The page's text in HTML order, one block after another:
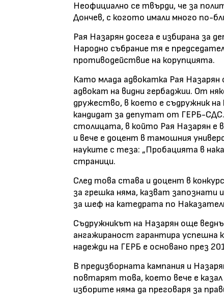
Неофициално се твърди, че за
Дончев, с когото имали много по-
Рая Назарян досега е избирана за
Народно събрание тя е
противодействие на корупцията.
Като млада адвокатка Рая
адвокат на видни гербаджии. От
дружество, в което е съдружник
кандидат за депутат от ГЕРБ-
столицата, в който Рая Назарян е
и вече е доцент в тамошния
науките с теза: „Пробацията в
страници.
След това става и доцент в
за грешка няма, казват запознати
за шеф на катедрата по
Съдружникът на Назарян още
ангажираност гарантира успешна
надежди на ГЕРБ е основано през
В предизборната кампания и
повтарят това, което вече е
изборите няма да преговаря за